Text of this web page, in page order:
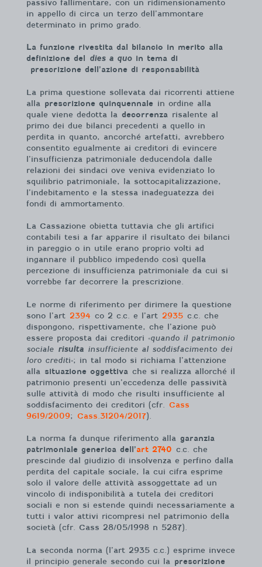
passivo fallimentare, con un ridimensionamento
in appello di circa un terzo dell’ammontare
determinato in primo grado.
La funzione rivestita dal bilancio in merito alla
definizione del dies a quo in tema di
prescrizione dell’azione di responsabilità
La prima questione sollevata dai ricorrenti attiene
alla prescrizione quinquennale in ordine alla
quale viene dedotta la decorrenza risalente al
primo dei due bilanci precedenti a quello in
perdita in quanto, ancorché artefatti, avrebbero
consentito egualmente ai creditori di evincere
l’insufficienza patrimoniale deducendola dalle
relazioni dei sindaci ove veniva evidenziato lo
squilibrio patrimoniale, la sottocapitalizzazione,
l’indebitamento e la stessa inadeguatezza dei
fondi di ammortamento.
La Cassazione obietta tuttavia che gli artifici
contabili tesi a far apparire il risultato dei bilanci
in pareggio o in utile erano proprio volti ad
ingannare il pubblico impedendo così quella
percezione di insufficienza patrimoniale da cui si
vorrebbe far decorrere la prescrizione.
Le norme di riferimento per dirimere la questione
sono l’art 2394 co 2 c.c. e l’art 2935 c.c. che
dispongono, rispettivamente, che l’azione può
essere proposta dai creditori «quando il patrimonio
sociale risulta insufficiente al soddisfacimento dei
loro crediti»; in tal modo si richiama l’attenzione
alla situazione oggettiva che si realizza allorché il
patrimonio presenti un’eccedenza delle passività
sulle attività di modo che risulti insufficiente al
soddisfacimento dei creditori (cfr. Cass
9619/2009; Cass.31204/2017).
La norma fa dunque riferimento alla garanzia
patrimoniale generica dell’art 2740 c.c. che
prescinde dal giudizio di insolvenza e perfino dalla
perdita del capitale sociale, la cui cifra esprime
solo il valore delle attività assoggettate ad un
vincolo di indisponibilità a tutela dei creditori
sociali e non si estende quindi necessariamente a
tutti i valor attivi ricompresi nel patrimonio della
società (cfr. Cass 28/05/1998 n 5287).
La seconda norma (l’art 2935 c.c.) esprime invece
il principio generale secondo cui la prescrizione